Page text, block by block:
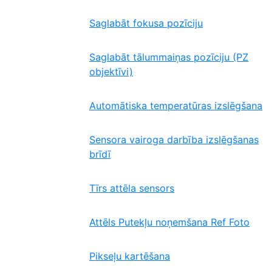
Saglabāt fokusa pozīciju
Saglabāt tālummaiņas pozīciju (PZ
objektīvi)
Automātiska temperatūras izslēgšana
Sensora vairoga darbība izslēgšanas
brīdī
Tīrs attēla sensors
Attēls Putekļu noņemšana Ref Foto
Pikseļu kartēšana